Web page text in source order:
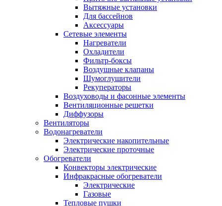
Вытяжные установки
Для бассейнов
Аксессуары
Сетевые элементы
Нагреватели
Охладители
Фильтр-боксы
Воздушные клапаны
Шумоглушители
Рекуператоры
Воздуховоды и фасонные элементы
Вентиляционные решетки
Диффузоры
Вентиляторы
Водонагреватели
Электрические накопительные
Электрические проточные
Обогреватели
Конвекторы электрические
Инфракрасные обогреватели
Электрические
Газовые
Тепловые пушки